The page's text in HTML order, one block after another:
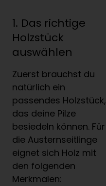
1. Das richtige
Holzstück
auswählen
Zuerst brauchst du
natürlich ein
passendes Holzstück,
das deine Pilze
besiedeln können. Für
die Austernseitlinge
eignet sich Holz mit
den folgenden
Merkmalen: